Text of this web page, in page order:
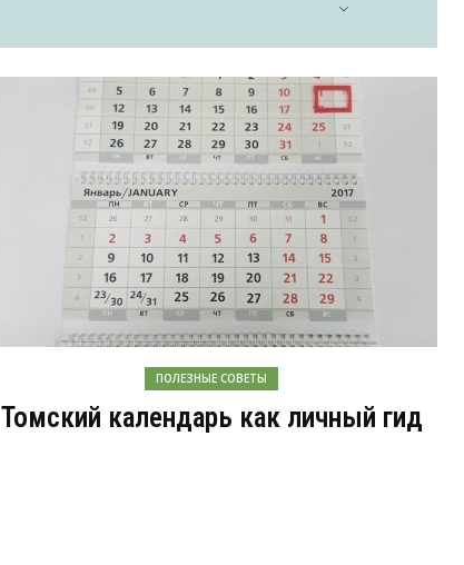
ПОЛЕЗНЫЕ СОВЕТЫ
Томский календарь как личный гид